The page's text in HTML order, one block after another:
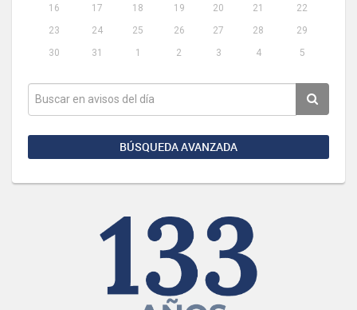
16
17 18 19 20 21
22
23
24 25 26 27 28
29
30
31 1 2 3 4 5
BÚSQUEDA AVANZADA